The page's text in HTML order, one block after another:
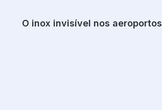
O inox invisível nos aeroportos